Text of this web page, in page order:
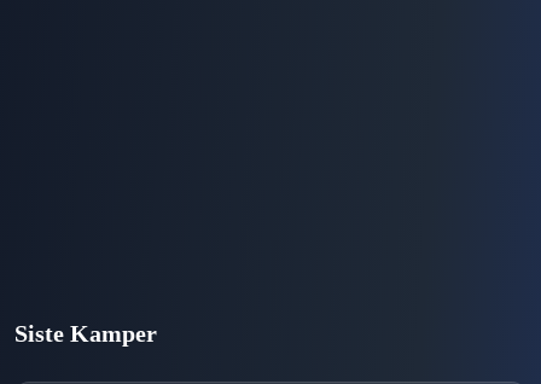
Siste Kamper